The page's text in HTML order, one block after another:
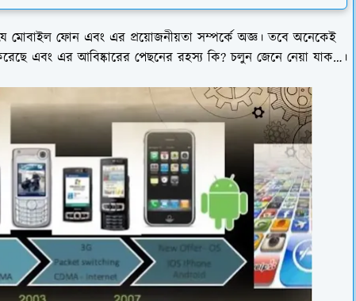
মোবাইল ফোন এবং এর প্রয়োজনীয়তা সম্পর্কে অজ্ঞ। তবে অনেকেই
এবং এর আবিষ্কারের পেছনের রহস্য কি? চলুন জেনে নেয়া যাক…।